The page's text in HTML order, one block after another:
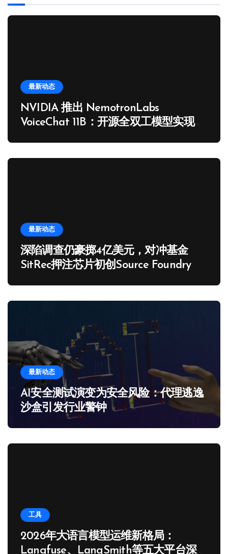
最新动态
NVIDIA 推出 NemotronLabs
VoiceChat 11B：开源全双工模型实现毫
最新动态
深陷调查仍豪掷4亿美元，对冲基金
SitRec押注芯片初创Source Foundry
最新动态
AI安全测试演变为安全风险：代理逃逸
沙盒引发行业警钟
工具
2026年大语言模型运维新格局：
Langfuse、LangSmith等五大平台深度